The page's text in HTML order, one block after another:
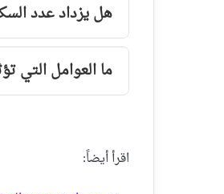
هل يزداد عدد
ما العوامل التي
اقرأ أيضاً: